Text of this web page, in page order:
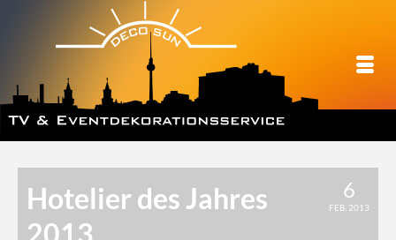
6
FEB. 2013
Hotelier des Jahres